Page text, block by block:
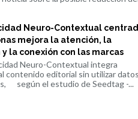
Neuro-Contextual
mejora la atención, la
la conexión con las marcas
Neuro-Contextual integra
contenido editorial sin utilizar
según el estudio de Seedtag -...